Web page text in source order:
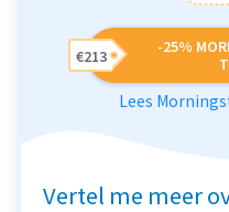
-25%
€213
Lees
Vertel me meer